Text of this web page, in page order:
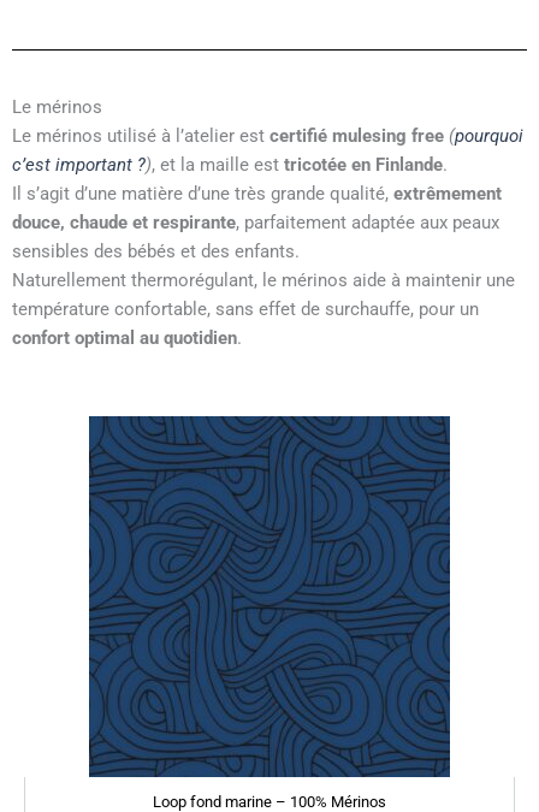
Le mérinos
Le mérinos utilisé à l’atelier est certifié mulesing free (pourquoi
c’est important ?), et la maille est tricotée en Finlande.
Il s’agit d’une matière d’une très grande qualité, extrêmement
douce, chaude et respirante, parfaitement adaptée aux peaux
sensibles des bébés et des enfants.
Naturellement thermorégulant, le mérinos aide à maintenir une
température confortable, sans effet de surchauffe, pour un
confort optimal au quotidien.
Loop fond marine – 100% Mérinos